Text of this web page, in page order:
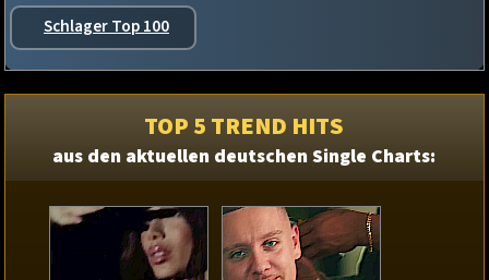
Schlager Top 100
TOP 5 TREND HITS
aus den aktuellen deutschen Single Charts: